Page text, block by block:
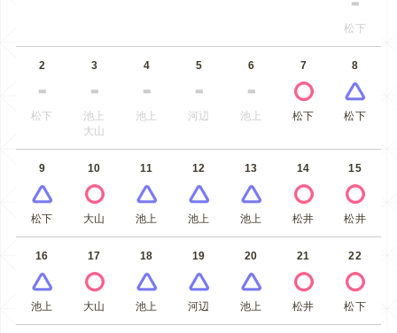
松下
2
松下
3
池上
大山
4
池上
5
河辺
6
池上
7
松下
8
松下
9
松下
10
大山
11
池上
12
池上
13
池上
14
松井
15
松井
16
池上
17
大山
18
池上
19
河辺
20
池上
21
松井
22
松下